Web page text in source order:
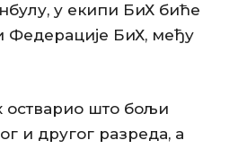
у екипи БиХ биће
Федерације БиХ, међу
остварио што бољи
и другог разреда, а